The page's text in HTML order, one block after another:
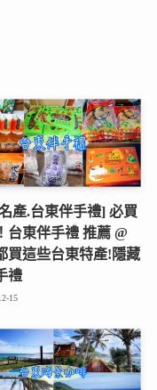
產.台東伴手禮] 必買
台東伴手禮 推薦 @
買這些台東特產!隱藏
禮
15